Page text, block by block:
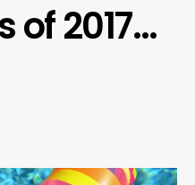
of 2017…